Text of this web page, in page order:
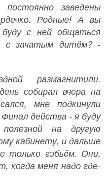
постоянно заведены
Родные! А вы
с ней общаться
с зачатым дитëм? -
размагнитили.
собирал вчера на
мне подкинули
действа - я буду
на другую
кабинету, и дальше
только гэбьëм. Они,
когда меня надо где-